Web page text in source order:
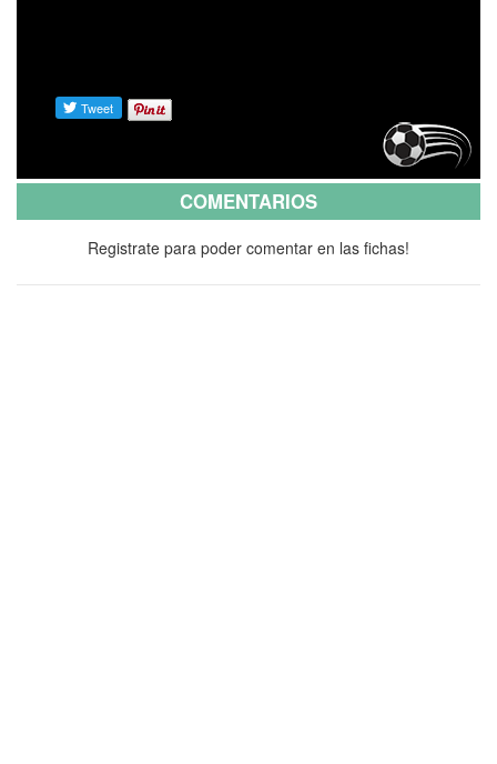
COMENTARIOS
Registrate para poder comentar en las fichas!